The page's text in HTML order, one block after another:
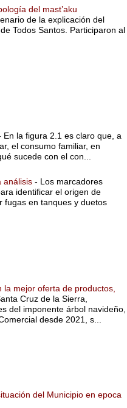
del mast’aku
de la explicación del
Todos Santos. Participaron al
En la figura 2.1 es claro que, a
el consumo familiar, en
sucede con el con...
análisis - Los marcadores
identificar el origen de
fugas en tanques y duetos
mejor oferta de productos,
Cruz de la Sierra,
del imponente árbol navideño,
desde 2021, s...
del Municipio en epoca